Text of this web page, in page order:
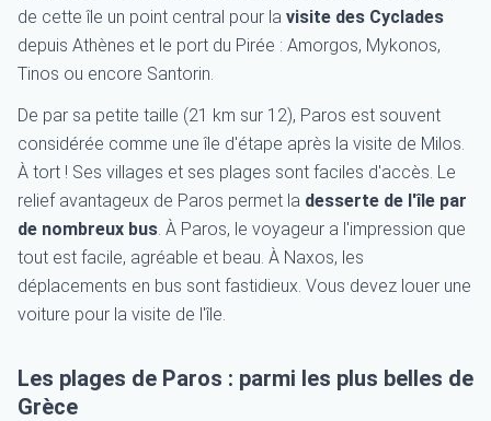
de cette île un point central pour la visite des Cyclades
depuis Athènes et le port du Pirée : Amorgos, Mykonos,
Tinos ou encore Santorin.
De par sa petite taille (21 km sur 12), Paros est souvent
considérée comme une île d'étape après la visite de Milos.
À tort ! Ses villages et ses plages sont faciles d'accès. Le
relief avantageux de Paros permet la desserte de l'île par
de nombreux bus. À Paros, le voyageur a l'impression que
tout est facile, agréable et beau. À Naxos, les
déplacements en bus sont fastidieux. Vous devez louer une
voiture pour la visite de l'île.
Les plages de Paros : parmi les plus belles de
Grèce